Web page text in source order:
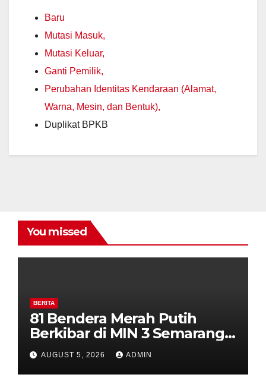
Baru
Mutasi Masuk,
Mutasi Keluar,
Ganti Pemilik,
Perubahan Identitas Kendaraan (Alamat,
Warna, Mesin, dan Bentuk),
Duplikat BPKB
You missed
BERITA
81 Bendera Merah Putih
Berkibar di MIN 3 Semarang,
Bhabinkamtibmas Desa
Timpik Hadiri Peringatan
HUT ke-81 Kemerdekaan RI
AUGUST 5, 2026 ADMIN